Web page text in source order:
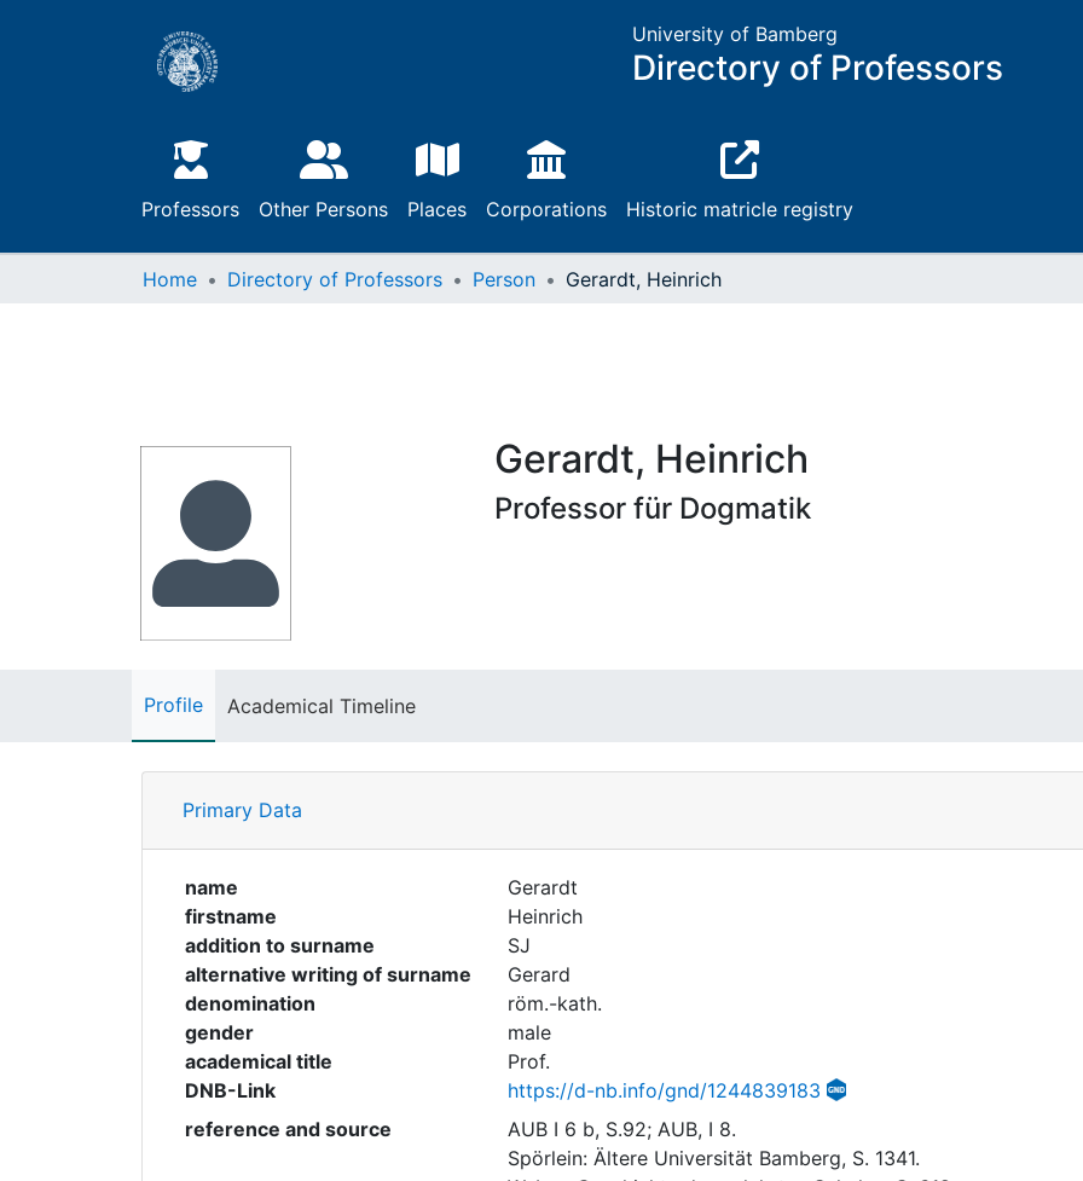
University of Bamberg
Directory of Professors
Professors Other Persons Places Corporations Historic matricle registry
Home Directory of Professors Person Gerardt, Heinrich
Gerardt, Heinrich
Professor für Dogmatik
Profile Academical Timeline
Primary Data
name
Gerardt
firstname
Heinrich
addition to surname
SJ
alternative writing of surname
Gerard
denomination
röm.-kath.
gender
male
academical title
Prof.
DNB-Link
https://d-nb.info/gnd/1244839183
reference and source
AUB I 6 b, S.92; AUB, I 8.
Spörlein: Ältere Universität Bamberg, S. 1341.